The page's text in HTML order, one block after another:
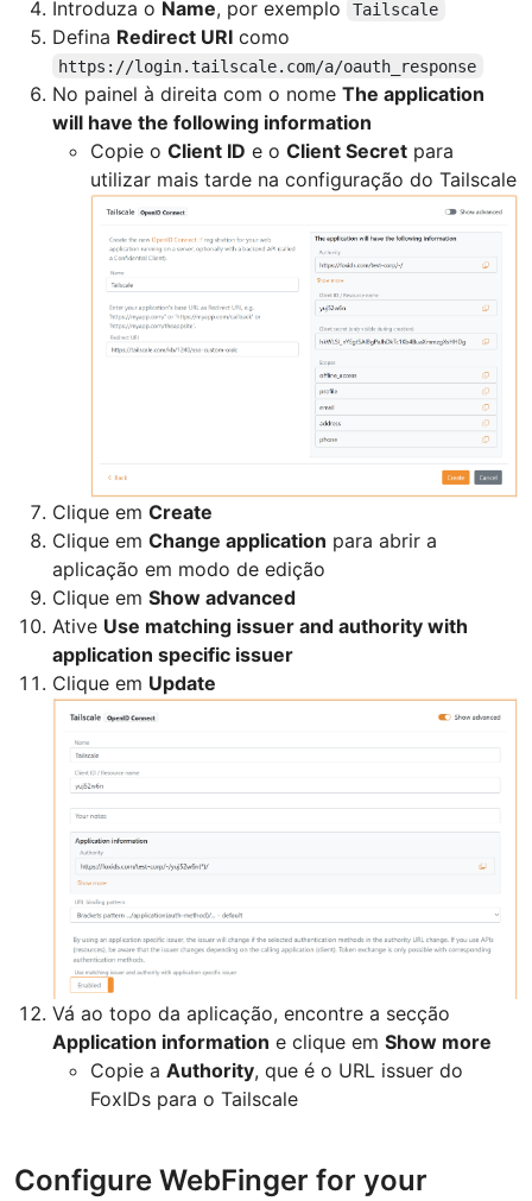
Introduza o Name, por exemplo Tailscale
Defina Redirect URI como
https://login.tailscale.com/a/oauth_response
No painel à direita com o nome The application
will have the following information
Copie o Client ID e o Client Secret para
utilizar mais tarde na configuração do Tailscale
Clique em Create
Clique em Change application para abrir a
aplicação em modo de edição
Clique em Show advanced
Ative Use matching issuer and authority with
application specific issuer
Clique em Update
Vá ao topo da aplicação, encontre a secção
Application information e clique em Show more
Copie a Authority, que é o URL issuer do
FoxIDs para o Tailscale
Configure WebFinger for your